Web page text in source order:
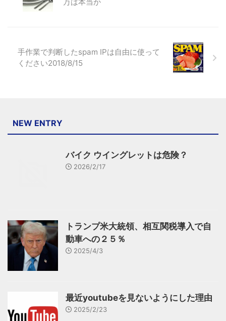
手作業で判断したspam IPは自由に使って
ください2018/8/15
NEW ENTRY
バイク ウイングレットは危険？
2026/2/17
トランプ米大統領、相互関税導入で自
動車への２５％
2025/4/3
最近youtubeを見ないようにした理由
2025/2/23